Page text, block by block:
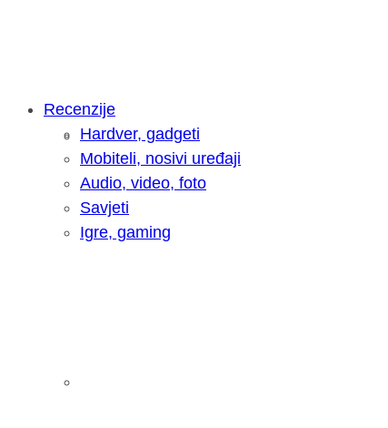
Intervju: Goran Jović, fotograf -
Recenzije
Hardver, gadgeti
Mobiteli, nosivi uređaji
Audio, video, foto
Savjeti
Igre, gaming